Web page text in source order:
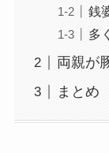
銭
多
両親が
まとめ